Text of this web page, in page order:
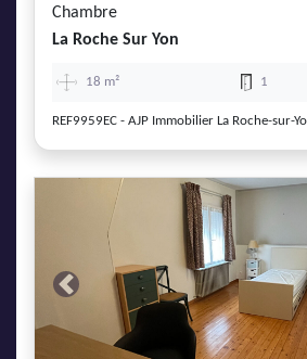
Chambre
La Roche Sur Yon
18 m² 1
REF9959EC - AJP Immobilier La Roche-sur-
Previous